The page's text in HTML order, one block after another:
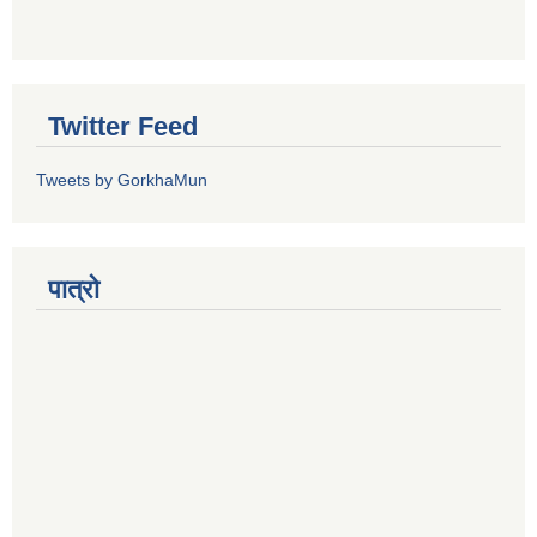
Twitter Feed
Tweets by GorkhaMun
पात्रो